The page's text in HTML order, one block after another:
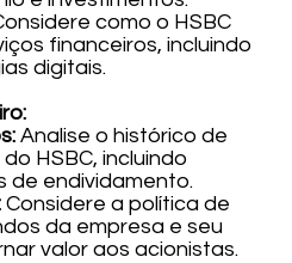
como o HSBC
financeiros, incluindo
digitais.
Analise o histórico de
HSBC, incluindo
de endividamento.
Considere a política de
da empresa e seu
valor aos acionistas.